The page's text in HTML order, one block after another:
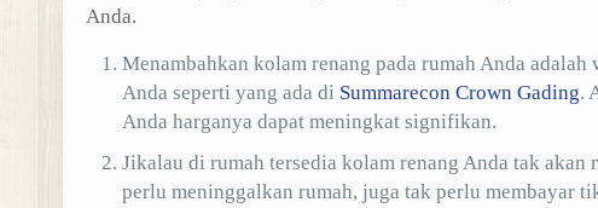
Anda.
Menambahkan kolam renang pada rumah Anda
Anda seperti yang ada di Summarecon Crown Gading.
Anda harganya dapat meningkat signifikan.
Jikalau di rumah tersedia kolam renang Anda tak
perlu meninggalkan rumah, juga tak perlu membayar